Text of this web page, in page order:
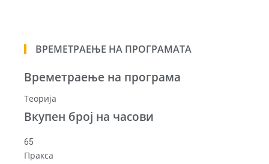
ВРЕМЕТРАЕЊЕ НА ПРОГРАМАТА
Времетраење на програма
Теорија
Вкупен број на часови
65
Пракса